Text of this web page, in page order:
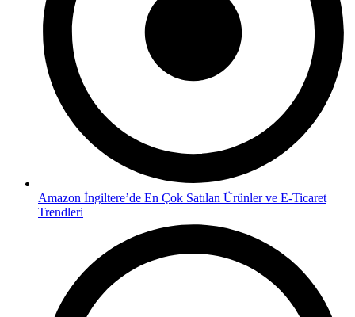
Amazon İngiltere’de En Çok Satılan Ürünler ve E-Ticaret
Trendleri